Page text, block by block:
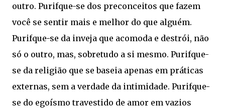
outro. Purifque-se dos preconceitos que fazem
você se sentir mais e melhor do que alguém.
Purifque-se da inveja que acomoda e destrói, não
só o outro, mas, sobretudo a si mesmo. Purifque-
se da religião que se baseia apenas em práticas
externas, sem a verdade da intimidade. Purifque-
se do egoísmo travestido de amor em vazios